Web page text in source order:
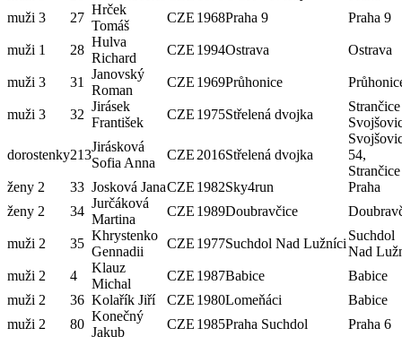
muži 3
27
Hrček
Tomáš
CZE 1968Praha 9 Praha 9
muži 1 28
Hulva
Richard
CZE 1994Ostrava Ostrava
muži 3 31
Janovský
Roman
CZE 1969Průhonice
muži 3 32
Jirásek
František
CZE 1975Střelená dvojka
dorostenky213
Jirásková
Sofia Anna
CZE 2016Střelená dvojka
54,
Strančice
ženy 2
33 Josková JanaCZE 1982Sky4run
Praha
ženy 2
34
Jurčáková
Martina
CZE 1989Doubravčice
muži 2 35
Khrystenko
Gennadii
CZE 1977Suchdol Nad Lužníci
Suchdol
Nad
muži 2
4
Klauz
Michal
CZE 1987Babice
Babice
muži 2
36 Kolařík Jiří CZE 1980Lomeňáci
Babice
muži 2
80
Konečný
Jakub
CZE 1985Praha Suchdol Praha 6